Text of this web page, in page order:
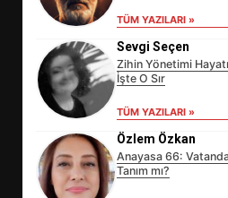
TÜM YAZILARI »
Sevgi Seçen
Zihin Yönetimi
İşte O Sır
TÜM YAZILARI »
Özlem Özkan
Anayasa 66:
Tanım mı?